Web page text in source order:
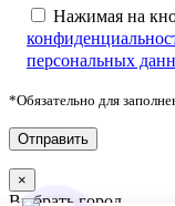
Нажимая на
персональных
*Обязательно для
×
Выбрать город